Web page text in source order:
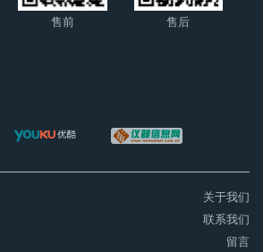
售前 售后
关于我们
联系我们
留言